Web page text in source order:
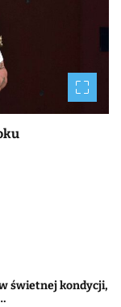
świetnej kondycji,